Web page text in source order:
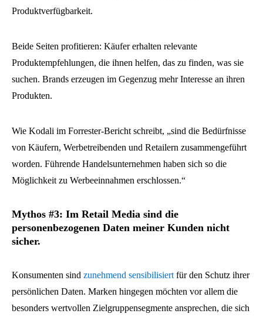
Produktverfügbarkeit.
Beide Seiten profitieren: Käufer erhalten relevante
Produktempfehlungen, die ihnen helfen, das zu finden, was sie
suchen. Brands erzeugen im Gegenzug mehr Interesse an ihren
Produkten.
Wie Kodali im Forrester-Bericht schreibt, „sind die Bedürfnisse
von Käufern, Werbetreibenden und Retailern zusammengeführt
worden. Führende Handelsunternehmen haben sich so die
Möglichkeit zu Werbeeinnahmen erschlossen.“
Mythos #3: Im Retail Media sind die
personenbezogenen Daten meiner Kunden nicht
sicher.
Konsumenten sind zunehmend sensibilisiert für den Schutz ihrer
persönlichen Daten. Marken hingegen möchten vor allem die
besonders wertvollen Zielgruppensegmente ansprechen, die sich